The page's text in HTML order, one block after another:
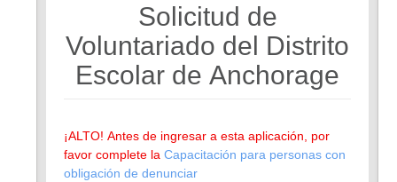
8
Solicitud de
Voluntariado del Distrito
Escolar de Anchorage
¡ALTO! Antes de ingresar a esta aplicación, por
favor complete laCapacitación para personas con
obligación de denunciar